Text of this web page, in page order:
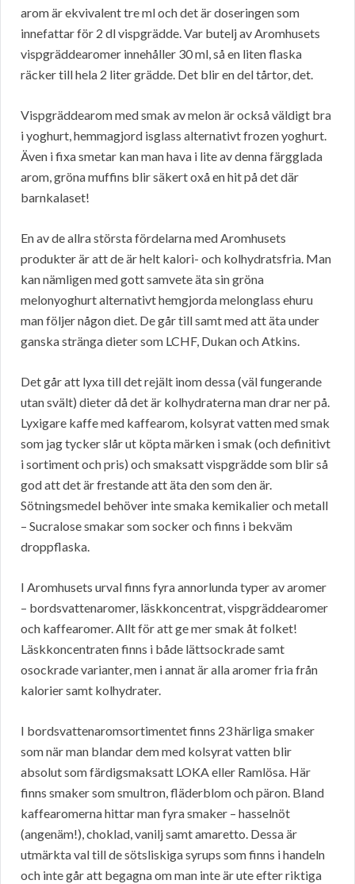
arom är ekvivalent tre ml och det är doseringen som
innefattar för 2 dl vispgrädde. Var butelj av Aromhusets
vispgräddearomer innehåller 30 ml, så en liten flaska
räcker till hela 2 liter grädde. Det blir en del tårtor, det.
Vispgräddearom med smak av melon är också väldigt bra
i yoghurt, hemmagjord isglass alternativt frozen yoghurt.
Även i fixa smetar kan man hava i lite av denna färgglada
arom, gröna muffins blir säkert oxå en hit på det där
barnkalaset!
En av de allra största fördelarna med Aromhusets
produkter är att de är helt kalori- och kolhydratsfria. Man
kan nämligen med gott samvete äta sin gröna
melonyoghurt alternativt hemgjorda melonglass ehuru
man följer någon diet. De går till samt med att äta under
ganska stränga dieter som LCHF, Dukan och Atkins.
Det går att lyxa till det rejält inom dessa (väl fungerande
utan svält) dieter då det är kolhydraterna man drar ner på.
Lyxigare kaffe med kaffearom, kolsyrat vatten med smak
som jag tycker slår ut köpta märken i smak (och definitivt
i sortiment och pris) och smaksatt vispgrädde som blir så
god att det är frestande att äta den som den är.
Sötningsmedel behöver inte smaka kemikalier och metall
– Sucralose smakar som socker och finns i bekväm
droppflaska.
I Aromhusets urval finns fyra annorlunda typer av aromer
– bordsvattenaromer, läskkoncentrat, vispgräddearomer
och kaffearomer. Allt för att ge mer smak åt folket!
Läskkoncentraten finns i både lättsockrade samt
osockrade varianter, men i annat är alla aromer fria från
kalorier samt kolhydrater.
I bordsvattenaromsortimentet finns 23 härliga smaker
som när man blandar dem med kolsyrat vatten blir
absolut som färdigsmaksatt LOKA eller Ramlösa. Här
finns smaker som smultron, fläderblom och päron. Bland
kaffearomerna hittar man fyra smaker – hasselnöt
(angenäm!), choklad, vanilj samt amaretto. Dessa är
utmärkta val till de sötsliskiga syrups som finns i handeln
och inte går att begagna om man inte är ute efter riktiga